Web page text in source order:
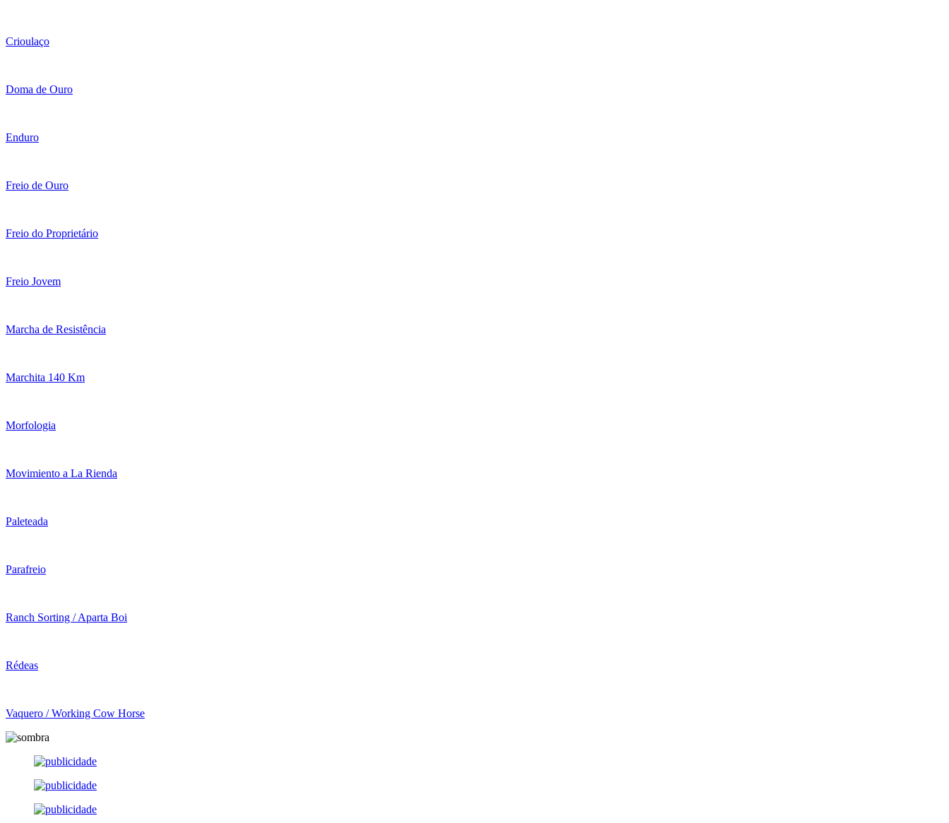
Crioulaço
Doma de Ouro
Enduro
Freio de Ouro
Freio do Proprietário
Freio Jovem
Marcha de Resistência
Marchita 140 Km
Morfologia
Movimiento a La Rienda
Paleteada
Parafreio
Ranch Sorting / Aparta Boi
Rédeas
Vaquero / Working Cow Horse